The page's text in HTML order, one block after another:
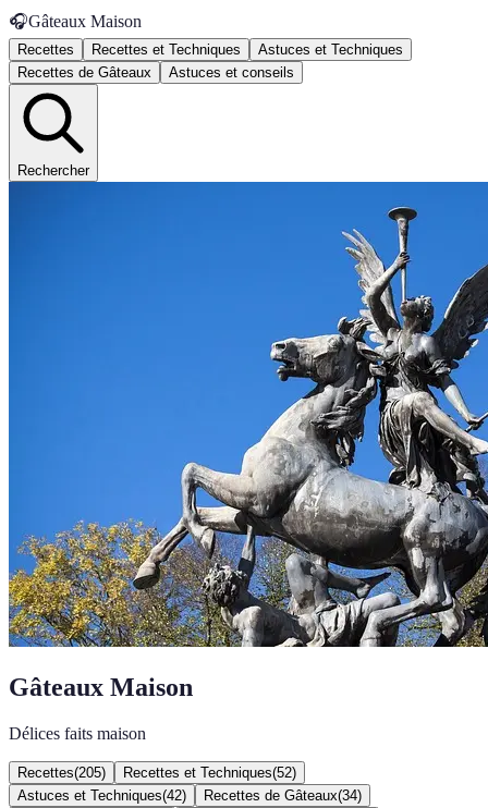
🎧Gâteaux Maison
Recettes Recettes et Techniques
Astuces et Techniques
Recettes de Gâteaux
Astuces et conseils
Rechercher
Gâteaux Maison
Délices faits maison
Recettes(205) Recettes et Techniques(52)
Astuces et Techniques(42) Recettes de Gâteaux(34)